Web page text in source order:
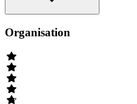
Organisation